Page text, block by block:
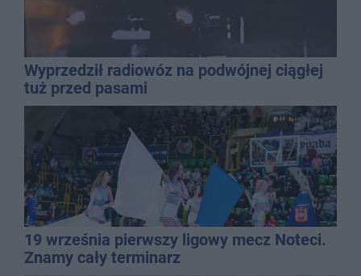
Wyprzedził radiowóz na podwójnej ciągłej
tuż przed pasami
19 września pierwszy ligowy mecz Noteci.
Znamy cały terminarz